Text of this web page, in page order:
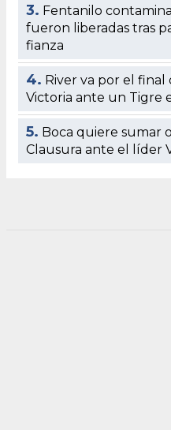
3. Fentanilo
fueron liberadas tras
fianza
4. River va por el final
Victoria ante un Tigre
5. Boca quiere sumar
Clausura ante el líder